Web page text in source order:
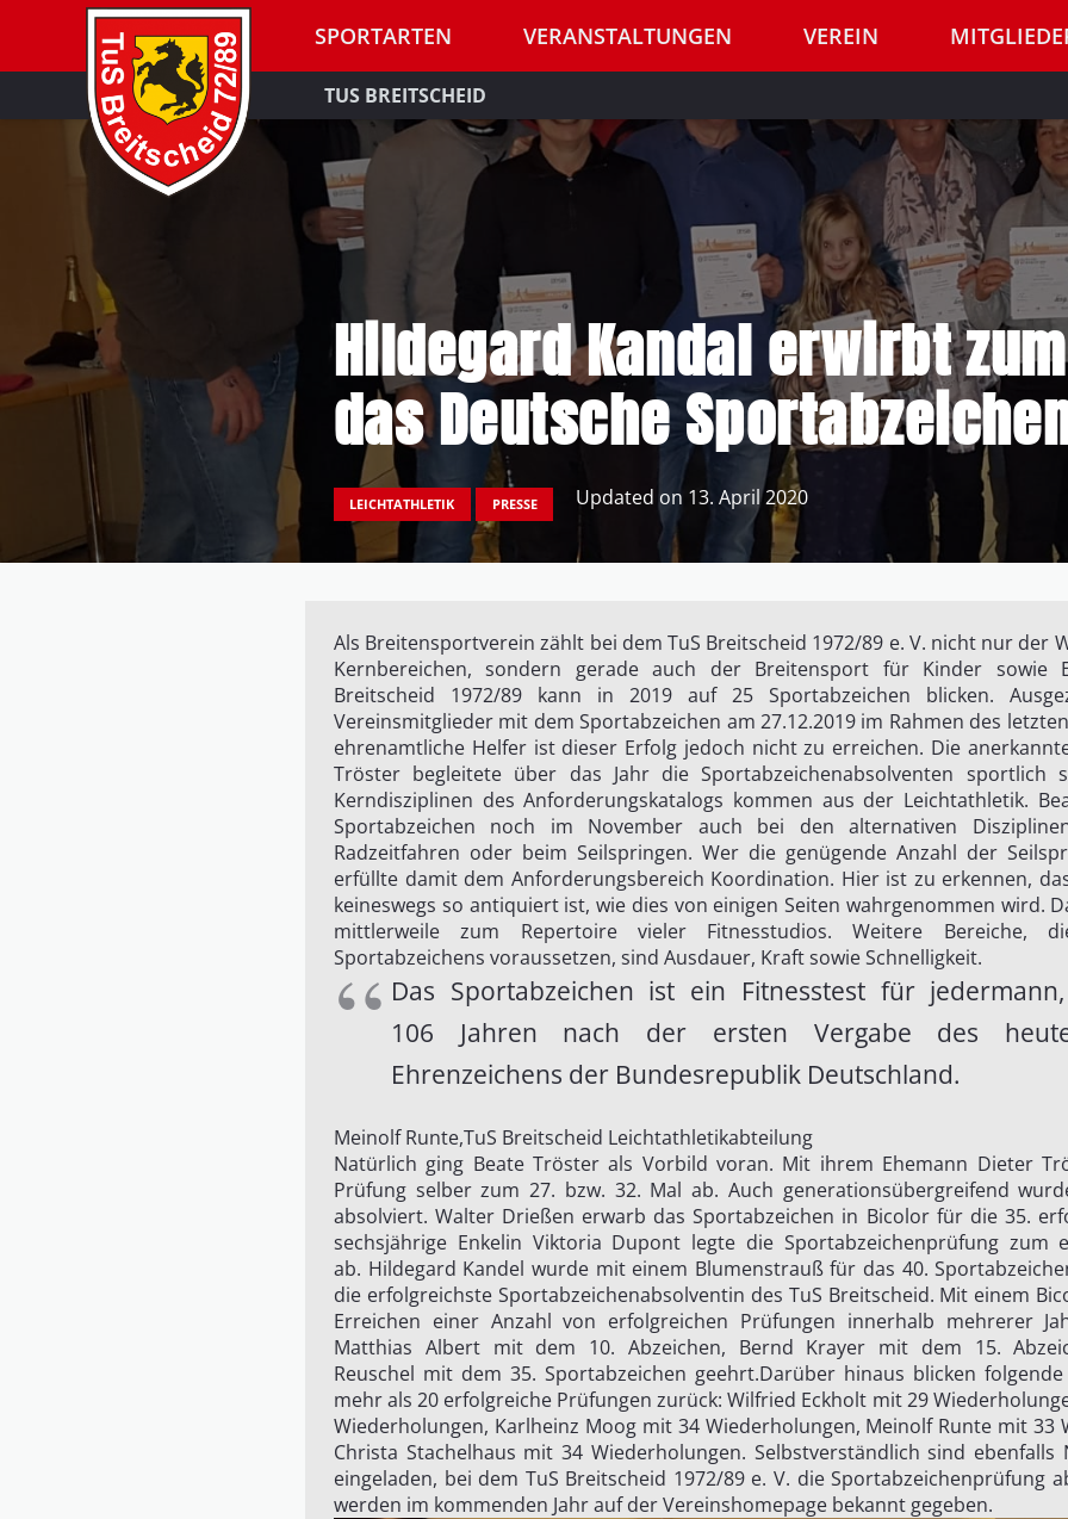
SPORTARTEN VERANSTALTUNGEN VEREIN
TUS BREITSCHEID
Hildegard Kandal erwirbt
das Deutsche
LEICHTATHLETIK PRESSE Updated on 13. April 2020
Als Breitensportverein zählt bei dem TuS Breitscheid 1972/89 e. V. nicht nur der
Kernbereichen, sondern gerade auch der Breitensport für Kinder sowie
Breitscheid 1972/89 kann in 2019 auf 25 Sportabzeichen blicken.
Vereinsmitglieder mit dem Sportabzeichen am 27.12.2019 im Rahmen des
ehrenamtliche Helfer ist dieser Erfolg jedoch nicht zu erreichen. Die
Tröster begleitete über das Jahr die Sportabzeichenabsolventen sportlich
Kerndisziplinen des Anforderungskatalogs kommen aus der Leichtathletik.
Sportabzeichen noch im November auch bei den alternativen
Radzeitfahren oder beim Seilspringen. Wer die genügende Anzahl der
erfüllte damit dem Anforderungsbereich Koordination. Hier ist zu erkennen,
keineswegs so antiquiert ist, wie dies von einigen Seiten wahrgenommen wird.
mittlerweile zum Repertoire vieler Fitnesstudios. Weitere Bereiche,
Sportabzeichens voraussetzen, sind Ausdauer, Kraft sowie Schnelligkeit.
Das Sportabzeichen ist ein Fitnesstest für
106 Jahren nach der ersten Vergabe des
Ehrenzeichens der Bundesrepublik Deutschland.
Meinolf Runte,TuS Breitscheid Leichtathletikabteilung
Natürlich ging Beate Tröster als Vorbild voran. Mit ihrem Ehemann Dieter
Prüfung selber zum 27. bzw. 32. Mal ab. Auch generationsübergreifend
absolviert. Walter Drießen erwarb das Sportabzeichen in Bicolor für die 35.
sechsjährige Enkelin Viktoria Dupont legte die Sportabzeichenprüfung zum
ab. Hildegard Kandel wurde mit einem Blumenstrauß für das 40.
die erfolgreichste Sportabzeichenabsolventin des TuS Breitscheid. Mit einem
Erreichen einer Anzahl von erfolgreichen Prüfungen innerhalb mehrerer
Matthias Albert mit dem 10. Abzeichen, Bernd Krayer mit dem 15.
Reuschel mit dem 35. Sportabzeichen geehrt.Darüber hinaus blicken
mehr als 20 erfolgreiche Prüfungen zurück: Wilfried Eckholt mit 29
Wiederholungen, Karlheinz Moog mit 34 Wiederholungen, Meinolf Runte mit 33
Christa Stachelhaus mit 34 Wiederholungen. Selbstverständlich sind ebenfalls
eingeladen, bei dem TuS Breitscheid 1972/89 e. V. die Sportabzeichenprüfung
werden im kommenden Jahr auf der Vereinshomepage bekannt gegeben.